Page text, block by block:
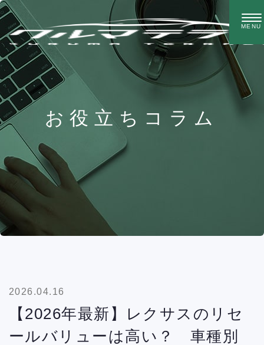
お役立ちコラム
2026.04.16
【2026年最新】レクサスのリセ
ールバリューは高い？ 車種別